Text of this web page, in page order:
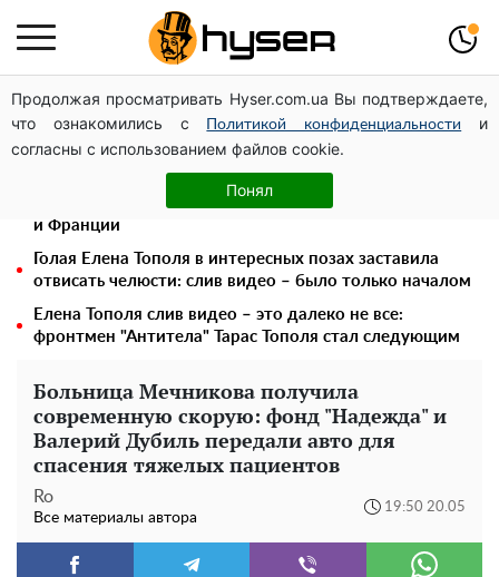
Продолжая просматривать Hyser.com.ua Вы подтверждаете,
что ознакомились с
Политикой конфиденциальности
и
согласны с использованием файлов cookie.
Понял
Украинская авиатранспортная ассоциация обратилась
в Минфин с призывом унифицировать
налогообложение авиализинга
На стадионе "Спартак" в Киеве состоялся
товарищеский матч между командами посольств США
и Франции
Голая Елена Тополя в интересных позах заставила
отвисать челюсти: слив видео – было только началом
Елена Тополя слив видео – это далеко не все:
фронтмен "Антитела" Тарас Тополя стал следующим
Больница Мечникова получила
современную скорую: фонд "Надежда" и
Валерий Дубиль передали авто для
спасения тяжелых пациентов
Ro
Все материалы автора
19:50 20.05